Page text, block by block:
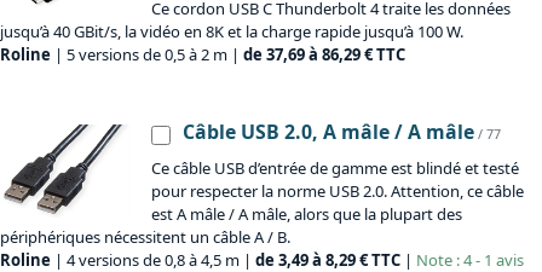
Ce cordon USB C Thunderbolt 4 traite les données
jusqu’à 40 GBit/s, la vidéo en 8K et la charge rapide jusqu’à 100 W.
Roline | 5 versions de 0,5 à 2 m | de 37,69 à 86,29 € TTC
Câble USB 2.0, A mâle / A mâle / 77
Ce câble USB d’entrée de gamme est blindé et testé
pour respecter la norme USB 2.0. Attention, ce câble
est A mâle / A mâle, alors que la plupart des
périphériques nécessitent un câble A / B.
Roline | 4 versions de 0,8 à 4,5 m | de 3,49 à 8,29 € TTC | Note : 4 - 1 avis